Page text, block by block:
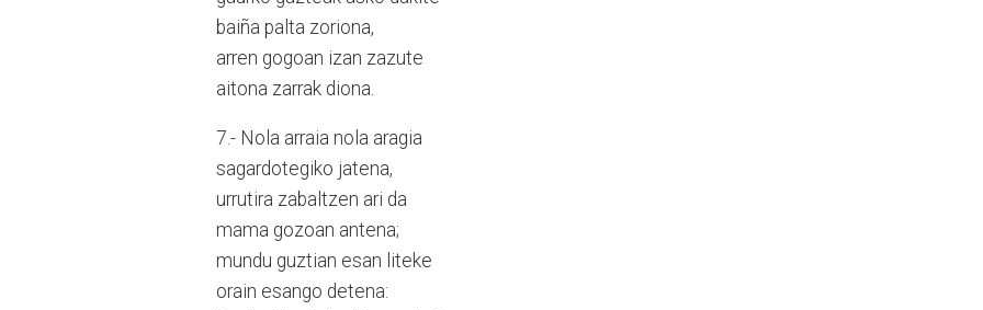
baiña palta zoriona,
arren gogoan izan zazute
aitona zarrak diona.
7.- Nola arraia nola aragia
sagardotegiko jatena,
urrutira zabaltzen ari da
mama gozoan antena;
mundu guztian esan liteke
orain esango detena: